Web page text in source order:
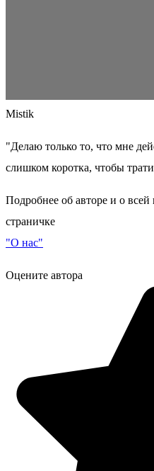
Mistik
"Делаю только то, что мне
слишком коротка, чтобы
Подробнее об авторе и о
страничке
"О нас"
Оцените автора